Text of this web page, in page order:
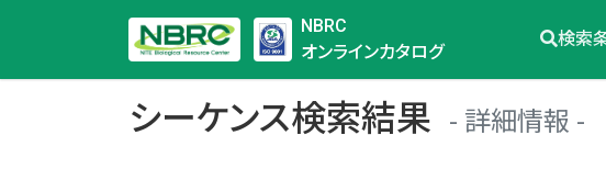
NBRC
オンラインカタログ
検索
シーケンス検索結果
詳細情報